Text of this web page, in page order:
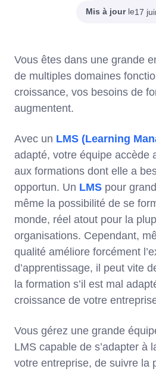
Mis à jourle17
Vous êtes dans une grande
de multiples domaines
croissance, vos besoins de
augmentent.
Avec un LMS (Learning
adapté, votre équipe accède
aux formations dont elle a
opportun. Un LMS pour
même la possibilité de se
monde, réel atout pour la
organisations. Cependant,
qualité améliore forcément
d’apprentissage, il peut vite
la formation s’il est mal
croissance de votre
Vous gérez une grande
LMS capable de s’adapter à
votre entreprise, de suivre la